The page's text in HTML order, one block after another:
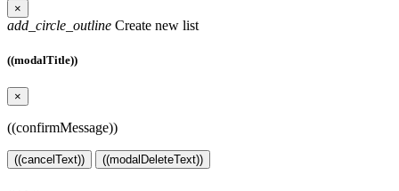
×
add_circle_outline Create new list
((modalTitle))
×
((confirmMessage))
((cancelText)) ((modalDeleteText))